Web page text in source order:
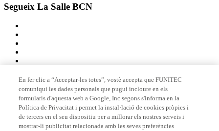
Segueix La Salle BCN
Membre de
En fer clic a “Acceptar-les totes”, vostè accepta que FUNITEC
comuniqui les dades personals que pugui incloure en els
formularis d'aquesta web a Google, Inc segons s'informa en la
Política de Privacitat i permet la instal·lació de cookies pròpies i
de tercers en el seu dispositiu per a millorar els nostres serveis i
mostrar-li publicitat relacionada amb les seves preferències